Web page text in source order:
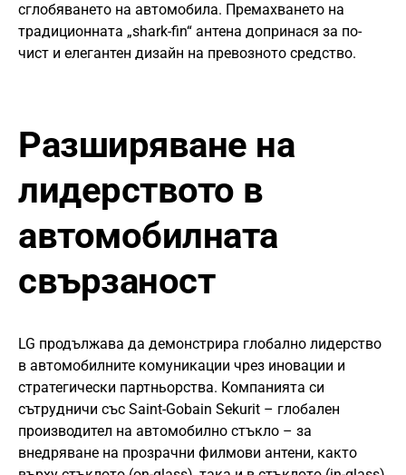
сглобяването на автомобила. Премахването на
традиционната „shark-fin“ антена допринася за по-
чист и елегантен дизайн на превозното средство.
Разширяване на
лидерството в
автомобилната
свързаност
LG продължава да демонстрира глобално лидерство
в автомобилните комуникации чрез иновации и
стратегически партньорства. Компанията си
сътрудничи със Saint-Gobain Sekurit – глобален
производител на автомобилно стъкло – за
внедряване на прозрачни филмови антени, както